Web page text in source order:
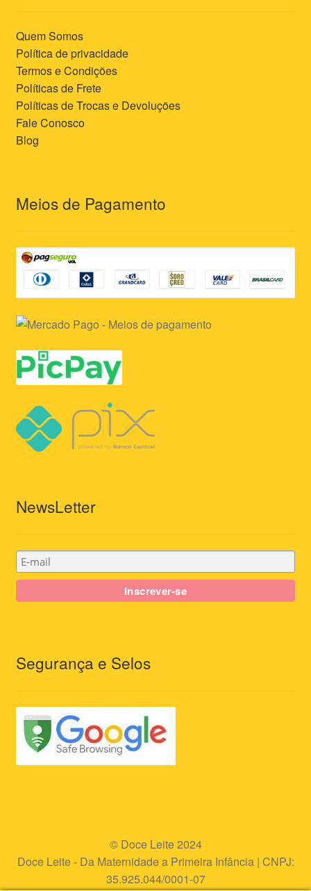
Quem Somos
Política de privacidade
Termos e Condições
Políticas de Frete
Políticas de Trocas e Devoluções
Fale Conosco
Blog
Meios de Pagamento
NewsLetter
Segurança e Selos
© Doce Leite 2024
Doce Leite - Da Maternidade a Primeira Infância | CNPJ:
35.925.044/0001-07